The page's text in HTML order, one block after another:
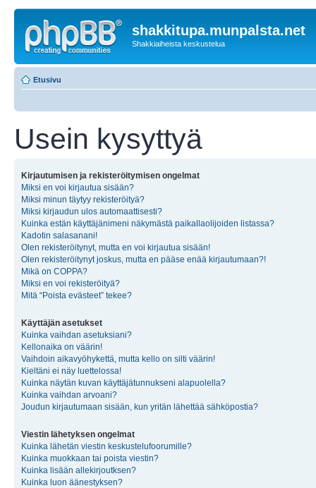
shakkitupa.munpalsta.net
Shakkiaiheista keskustelua
Etusivu
Usein kysyttyä
Kirjautumisen ja rekisteröitymisen ongelmat
Miksi en voi kirjautua sisään?
Miksi minun täytyy rekisteröityä?
Miksi kirjaudun ulos automaattisesti?
Kuinka estän käyttäjänimeni näkymästä paikallaolijoiden listassa?
Kadotin salasanani!
Olen rekisteröitynyt, mutta en voi kirjautua sisään!
Olen rekisteröitynyt joskus, mutta en pääse enää kirjautumaan?!
Mikä on COPPA?
Miksi en voi rekisteröityä?
Mitä “Poista evästeet” tekee?
Käyttäjän asetukset
Kuinka vaihdan asetuksiani?
Kellonaika on väärin!
Vaihdoin aikavyöhykettä, mutta kello on silti väärin!
Kieltäni ei näy luettelossa!
Kuinka näytän kuvan käyttäjätunnukseni alapuolella?
Kuinka vaihdan arvoani?
Joudun kirjautumaan sisään, kun yritän lähettää sähköpostia?
Viestin lähetyksen ongelmat
Kuinka lähetän viestin keskustelufoorumille?
Kuinka muokkaan tai poista viestin?
Kuinka lisään allekirjoutksen?
Kuinka luon äänestyksen?